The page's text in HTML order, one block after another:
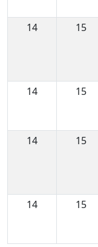
14
15
14
15
14
15
14
15